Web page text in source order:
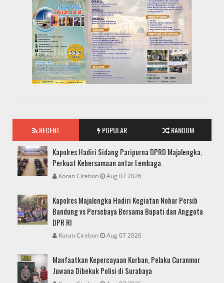
RECENT POPULAR RANDOM
Kapolres Hadiri Sidang Paripurna DPRD Majalengka,
Perkuat Kebersamaan antar Lembaga.
Koran Cirebon Aug 07 2026
Kapolres Majalengka Hadiri Kegiatan Nobar Persib
Bandung vs Persebaya Bersama Bupati dan Anggota
DPR RI
Koran Cirebon Aug 07 2026
Manfaatkan Kepercayaan Korban, Pelaku Curanmor
Juwana Dibekuk Polisi di Surabaya